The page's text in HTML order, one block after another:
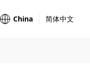
China 简体中文